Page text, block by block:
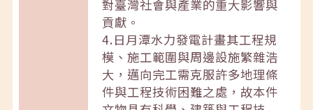
對臺灣社會與產業的重大影響與
貢獻。
4.日月潭水力發電計畫其工程規
模、施工範圍與周邊設施繁雜浩
大，邁向完工需克服許多地理條
件與工程技術困難之處，故本件